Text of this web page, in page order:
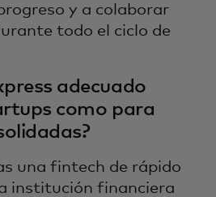
y a colaborar
todo el ciclo de
adecuado
como para
una fintech de rápido
institución financiera